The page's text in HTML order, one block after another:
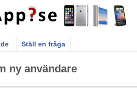
Ställ en fråga
ny användare